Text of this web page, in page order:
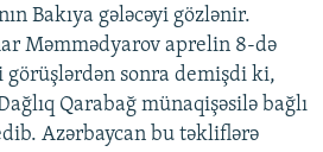
Bakıya gələcəyi gözlənir.
Məmmədyarov aprelin 8-də
sonra demişdi ki,
Qarabağ münaqişəsilə bağlı
Azərbaycan bu təkliflərə